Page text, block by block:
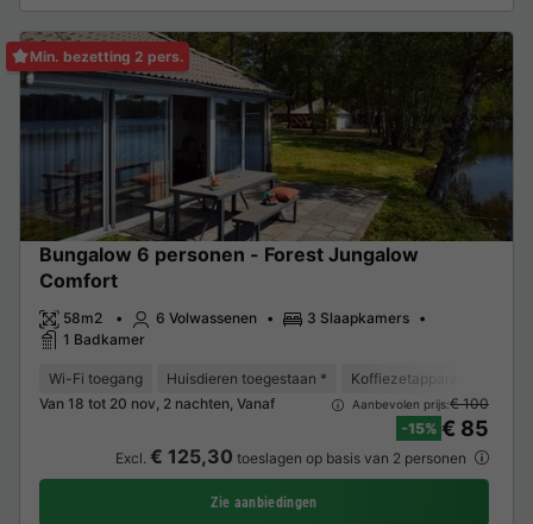
Min. bezetting 2 pers.
Bungalow 6 personen - Forest Jungalow
Comfort
58m2 6 Volwassenen
3 Slaapkamers
1 Badkamer
Wi-Fi toegang Huisdieren toegestaan * Koffiezetapparaat
Van 18 tot 20 nov, 2 nachten, Vanaf
Aanbevolen prijs:€ 100
-15% € 85
Excl. € 125,30 toeslagen op basis van 2 personen
Zie aanbiedingen